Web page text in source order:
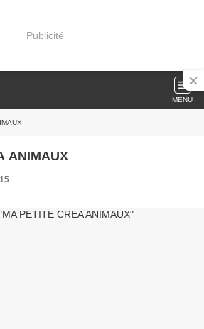
Publicité
MENU
ANIMAUX